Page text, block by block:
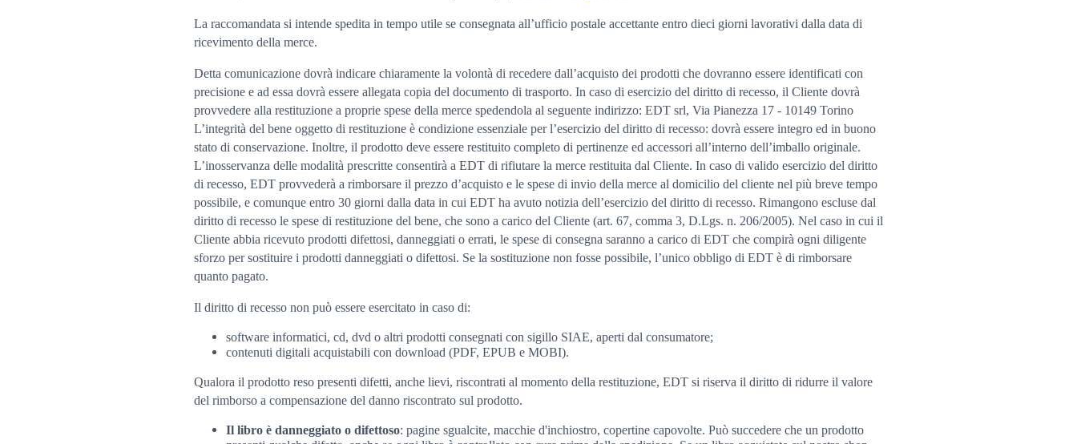
La raccomandata si intende spedita in tempo utile se consegnata all’ufficio postale accettante entro dieci giorni lavorativi dalla data di
ricevimento della merce.
Detta comunicazione dovrà indicare chiaramente la volontà di recedere dall’acquisto dei prodotti che dovranno essere identificati con
precisione e ad essa dovrà essere allegata copia del documento di trasporto. In caso di esercizio del diritto di recesso, il Cliente dovrà
provvedere alla restituzione a proprie spese della merce spedendola al seguente indirizzo: EDT srl, Via Pianezza 17 - 10149 Torino
L’integrità del bene oggetto di restituzione è condizione essenziale per l’esercizio del diritto di recesso: dovrà essere integro ed in buono
stato di conservazione. Inoltre, il prodotto deve essere restituito completo di pertinenze ed accessori all’interno dell’imballo originale.
L’inosservanza delle modalità prescritte consentirà a EDT di rifiutare la merce restituita dal Cliente. In caso di valido esercizio del diritto
di recesso, EDT provvederà a rimborsare il prezzo d’acquisto e le spese di invio della merce al domicilio del cliente nel più breve tempo
possibile, e comunque entro 30 giorni dalla data in cui EDT ha avuto notizia dell’esercizio del diritto di recesso. Rimangono escluse dal
diritto di recesso le spese di restituzione del bene, che sono a carico del Cliente (art. 67, comma 3, D.Lgs. n. 206/2005). Nel caso in cui il
Cliente abbia ricevuto prodotti difettosi, danneggiati o errati, le spese di consegna saranno a carico di EDT che compirà ogni diligente
sforzo per sostituire i prodotti danneggiati o difettosi. Se la sostituzione non fosse possibile, l’unico obbligo di EDT è di rimborsare
quanto pagato.
Il diritto di recesso non può essere esercitato in caso di:
software informatici, cd, dvd o altri prodotti consegnati con sigillo SIAE, aperti dal consumatore;
contenuti digitali acquistabili con download (PDF, EPUB e MOBI).
Qualora il prodotto reso presenti difetti, anche lievi, riscontrati al momento della restituzione, EDT si riserva il diritto di ridurre il valore
del rimborso a compensazione del danno riscontrato sul prodotto.
Il libro è danneggiato o difettoso: pagine sgualcite, macchie d'inchiostro, copertine capovolte. Può succedere che un prodotto